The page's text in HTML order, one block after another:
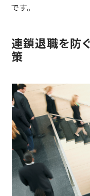
です。
連鎖退職を防
策